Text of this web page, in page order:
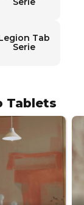
Tab
Serie
Tablets